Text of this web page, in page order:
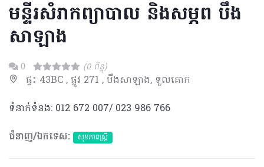
មន្ទីរសំរាកព្យាបាល​ និងសម្ភព បឹង
សាឡាង​
0 (0 ពិន្ទុ)
ផ្ទះ 43BC , ផ្លូវ 271 , បឹងសាឡាង, ទួលគោក
ទំនាក់ទំនង: 012 672 007/ 023 986 766
ជំនាញ/ឯកទេស:
សុខភាពស្រ្តី